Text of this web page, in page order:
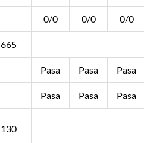
0/0 0/0 0/0
665
Pasa Pasa Pasa
Pasa Pasa Pasa
130